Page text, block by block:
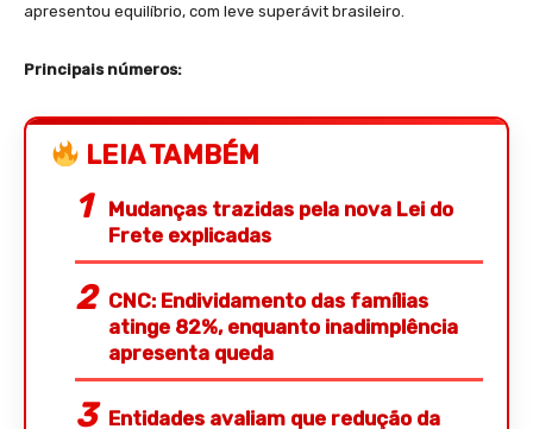
apresentou equilíbrio, com leve superávit brasileiro.
Principais números:
LEIA TAMBÉM
Mudanças trazidas pela nova Lei do
Frete explicadas
CNC: Endividamento das famílias
atinge 82%, enquanto inadimplência
apresenta queda
Entidades avaliam que redução da